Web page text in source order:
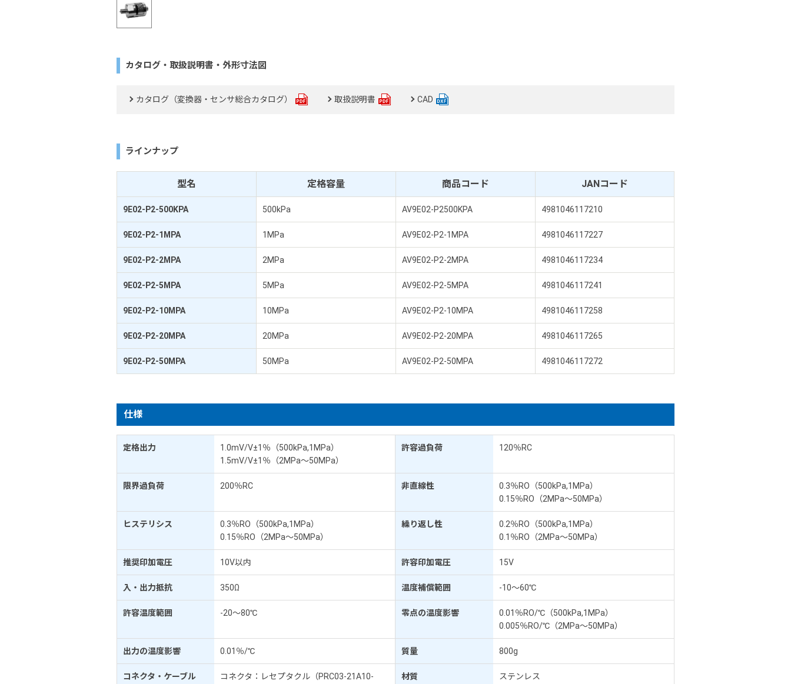
カタログ・取扱説明書・外形寸法図
カタログ（変換器・センサ総合カタログ） 取扱説明書 CAD
ラインナップ
型名 定格容量 商品コード JANコード
9E02-P2-500KPA 500kPa AV9E02-P2500KPA 4981046117210
9E02-P2-1MPA 1MPa AV9E02-P2-1MPA 4981046117227
9E02-P2-2MPA 2MPa AV9E02-P2-2MPA 4981046117234
9E02-P2-5MPA 5MPa AV9E02-P2-5MPA 4981046117241
9E02-P2-10MPA 10MPa AV9E02-P2-10MPA 4981046117258
9E02-P2-20MPA 20MPa AV9E02-P2-20MPA 4981046117265
9E02-P2-50MPA 50MPa AV9E02-P2-50MPA 4981046117272
仕様
定格出力
1.0mV/V±1％（500kPa,1MPa）
1.5mV/V±1％（2MPa～50MPa）
許容過負荷 120％RC
限界過負荷 200％RC 非直線性
0.3％RO（500kPa,1MPa）
0.15％RO（2MPa～50MPa）
ヒステリシス
0.3％RO（500kPa,1MPa）
0.15％RO（2MPa～50MPa）
繰り返し性
0.2％RO（500kPa,1MPa）
0.1％RO（2MPa～50MPa）
推奨印加電圧 10V以内 許容印加電圧 15V
入・出力抵抗 350Ω 温度補償範囲 -10～60℃
許容温度範囲 -20～80℃ 零点の温度影響
0.01％RO/℃（500kPa,1MPa）
0.005％RO/℃（2MPa～50MPa）
出力の温度影響 0.01％/℃ 質量 800g
コネクタ・ケーブル
コネクタ：レセプタクル（PRC03-21A10-
材質 ステンレス